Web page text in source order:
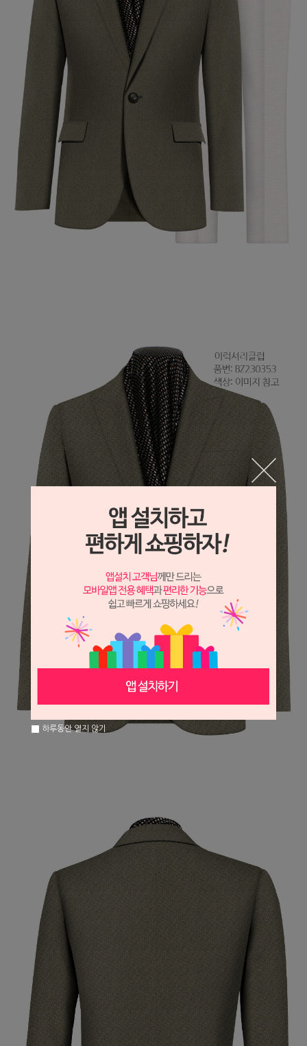
하루동안 열지 않기